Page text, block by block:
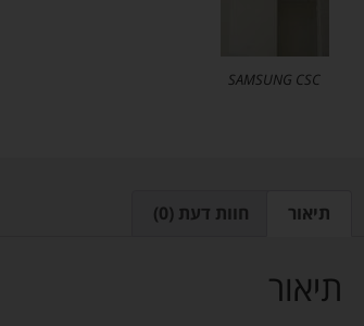
SAMSUNG CSC
תיאור חוות דעת (0)
תיאור